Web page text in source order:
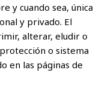
y cuando sea, única
y privado. El
alterar, eludir o
o sistema
en las páginas de